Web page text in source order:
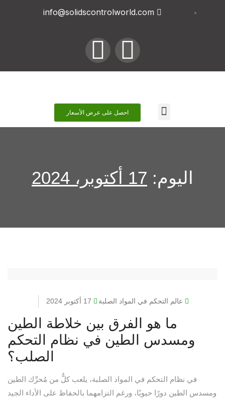
info@solidscontrolworld.com
احصل على عرض الأسعار
اليوم: 17 أكتوبر، 2024
عالم التحكم في المواد الصلبة 17 أكتوبر 2024
ما هو الفرق بين خلاطة الطين
ومسدس الطين في نظام التحكم
الصلب؟
في نظام التحكم في المواد الصلبة، يلعب كلٌّ من مُحرِّك الطين
ومسدس الطين دورًا حيويًا، ورغم التزامهما بالحفاظ على الأداء الجيد